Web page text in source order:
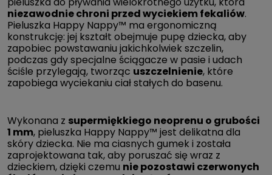
niezawodnie chroni przed wyciekiem fekaliów.
Pieluszka Happy Nappy™ ma ergonomiczną
konstrukcję: jej kształt obejmuje pupę dziecka, aby
zapobiec powstawaniu jakichkolwiek szczelin,
podczas gdy specjalne ściągacze w pasie i udach
ściśle przylegają, tworząc uszczelnienie, które
zapobiega wyciekaniu ciał stałych do basenu.
Wykonana z supermiękkiego neoprenu o grubości
1 mm, pieluszka Happy Nappy™ jest delikatna dla
skóry dziecka. Nie ma ciasnych gumek i została
zaprojektowana tak, aby poruszać się wraz z
dzieckiem, dzięki czemu nie pozostawi czerwonych